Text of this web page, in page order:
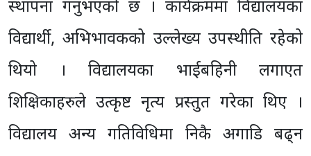
स्थापना गनुभएको छ । कार्यक्रममा विद्यालयका
विद्यार्थी, अभिभावकको उल्लेख्य उपस्थीति रहेको
थियो । विद्यालयका भाईबहिनी लगाएत
शिक्षिकाहरुले उत्कृष्ट नृत्य प्रस्तुत गरेका थिए ।
विद्यालय अन्य गतिविधिमा निकै अगाडि बढ्न